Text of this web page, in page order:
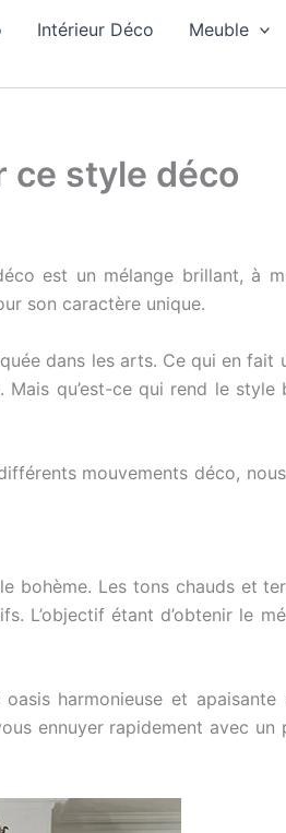
Intérieur Déco Meuble
ce style déco
est un mélange brillant, à
son caractère unique.
dans les arts. Ce qui en fait
qu’est-ce qui rend le
mouvements déco,
bohème. Les tons chauds et
L’objectif étant d’obtenir le
harmonieuse et
ennuyer rapidement avec